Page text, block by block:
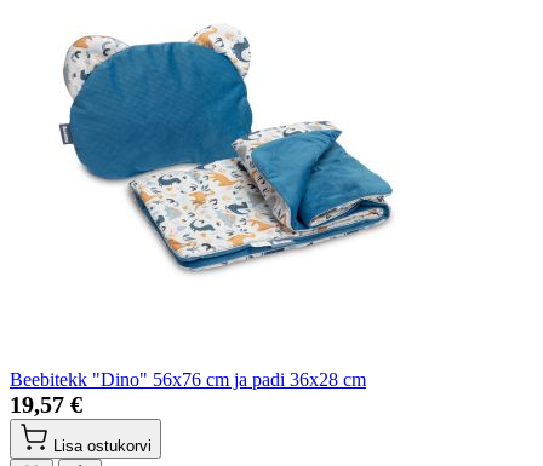
Beebitekk "Dino" 56x76 cm ja padi 36x28 cm
19,57 €
Lisa ostukorvi